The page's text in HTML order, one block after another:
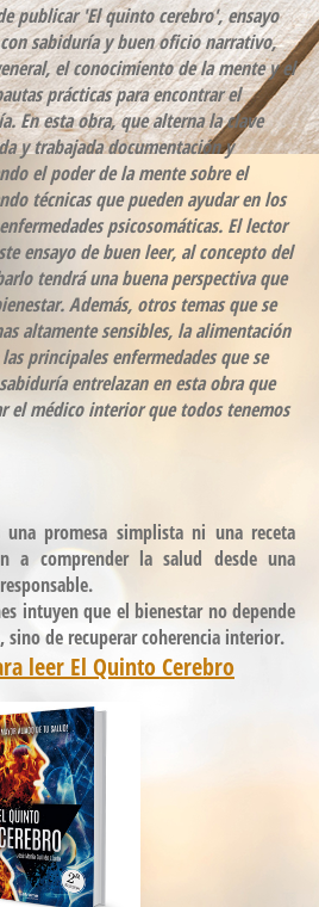
publicar 'El quinto cerebro', ensayo
sabiduría y buen oficio narrativo,
el conocimiento de la mente y el
prácticas para encontrar el
En esta obra, que alterna la clave
y trabajada documentación y
el poder de la mente sobre el
técnicas que pueden ayudar en los
psicosomáticas. El lector
ensayo de buen leer, al concepto del
tendrá una buena perspectiva que
Además, otros temas que se
altamente sensibles, la alimentación
principales enfermedades que se
entrelazan en esta obra que
el médico interior que todos tenemos
promesa simplista ni una receta
a comprender la salud desde una
intuyen que el bienestar no depende
de recuperar coherencia interior.
leer El Quinto Cerebro